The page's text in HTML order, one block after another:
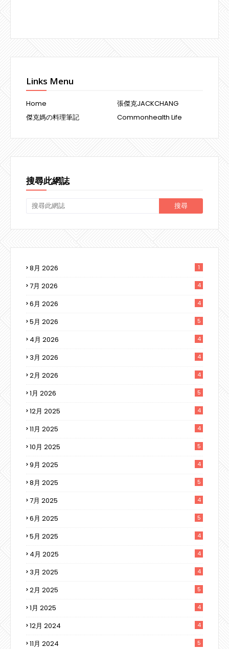
Links Menu
Home
張傑克JACKCHANG
傑克媽の料理筆記
Commonhealth Life
搜尋此網誌
8月 2026 1
7月 2026 4
6月 2026 4
5月 2026 5
4月 2026 4
3月 2026 4
2月 2026 4
1月 2026 5
12月 2025 4
11月 2025 4
10月 2025 5
9月 2025 4
8月 2025 5
7月 2025 4
6月 2025 5
5月 2025 4
4月 2025 4
3月 2025 4
2月 2025 5
1月 2025 4
12月 2024 4
11月 2024 5